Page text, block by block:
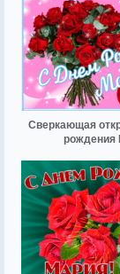
Сверкающая
рождения